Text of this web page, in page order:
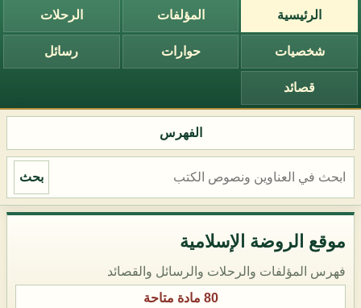
الرئيسية المؤلفات الرحلات
شخصيات حوارات رسائل
قصائد
الفهرس
بحث
موقع الروضة الإسلامية
فهرس المؤلفات والرحلات والرسائل والقصائد
80 مادة متاحة